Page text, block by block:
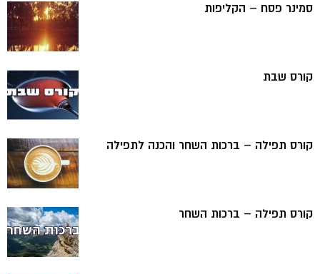
סמינר פסח – הקליפות
קורס שבת
קורס תפילה – ברכות השחר והכנה לתפילה
קורס תפילה – ברכות השחר